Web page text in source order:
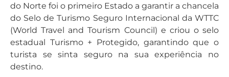
do Norte foi o primeiro Estado a garantir a chancela
do Selo de Turismo Seguro Internacional da WTTC
(World Travel and Tourism Council) e criou o selo
estadual Turismo + Protegido, garantindo que o
turista se sinta seguro na sua experiência no
destino.